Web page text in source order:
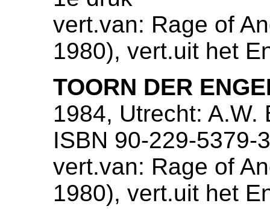
vert.van: Rage of
1980), vert.uit het
TOORN DER
1984, Utrecht:
ISBN 90-229-5379-
vert.van: Rage of
1980), vert.uit het